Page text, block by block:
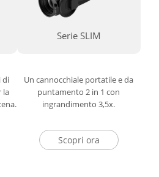
di
la
Serie SLIM
Un cannocchiale portatile e da
puntamento 2 in 1 con
ingrandimento 3,5x.
Scopri ora